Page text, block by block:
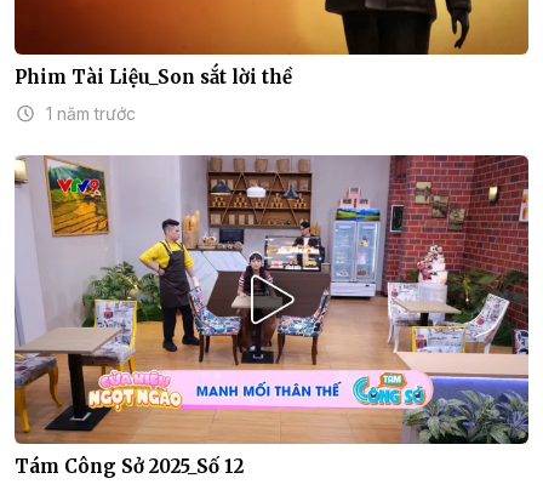
Phim Tài Liệu_Son sắt lời thề
1 năm trước
Tám Công Sở 2025_Số 12